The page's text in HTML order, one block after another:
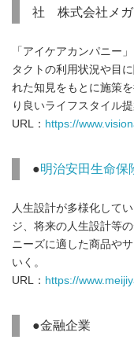
社 株式会社メガ
「アイケアカンパニー
タクトの利用状況や目
れた知見をもとに施策
り良いライフスタイル提
URL： https://
●明治安田生命保
人生設計が多様化して
ジ、将来の人生設計等
ニーズに適した商品や
いく。
URL： https://
●金融企業